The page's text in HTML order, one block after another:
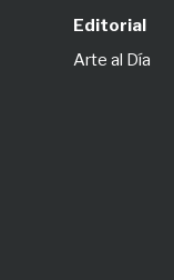
Editorial
Arte al Día